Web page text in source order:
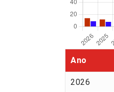
Ano
2026